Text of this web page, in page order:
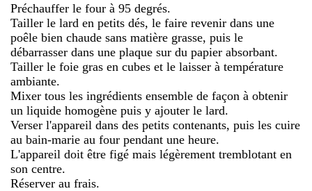
Préchauffer le four à 95 degrés.
Tailler le lard en petits dés, le faire revenir dans une
poêle bien chaude sans matière grasse, puis le
débarrasser dans une plaque sur du papier absorbant.
Tailler le foie gras en cubes et le laisser à température
ambiante.
Mixer tous les ingrédients ensemble de façon à obtenir
un liquide homogène puis y ajouter le lard.
Verser l'appareil dans des petits contenants, puis les cuire
au bain-marie au four pendant une heure.
L'appareil doit être figé mais légèrement tremblotant en
son centre.
Réserver au frais.